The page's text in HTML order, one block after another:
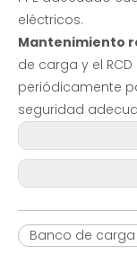
eléctricos.
Mantenimiento
de carga y el
periódicamente
seguridad
Banco de carga